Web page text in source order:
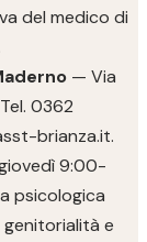
del medico di
— Via
0362
brianza.it.
9:00-
psicologica
e